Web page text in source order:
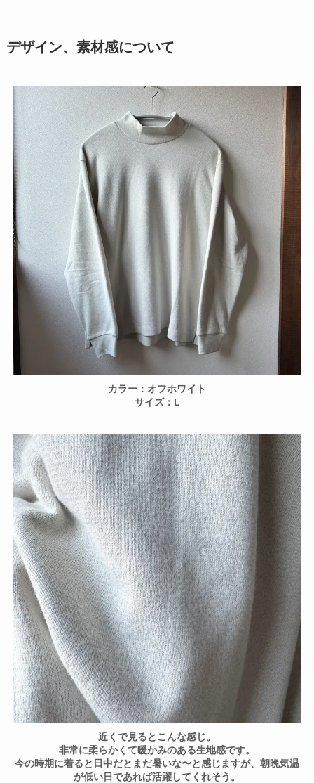
デザイン、素材感について
カラー：オフホワイト
サイズ：L
近くで見るとこんな感じ。
非常に柔らかくて暖かみのある生地感です。
今の時期に着ると日中だとまだ暑いな〜と感じますが、朝晩気温
が低い日であれば活躍してくれそう。